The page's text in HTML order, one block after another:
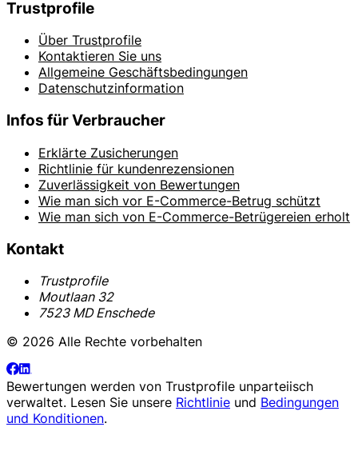
Trustprofile
Über Trustprofile
Kontaktieren Sie uns
Allgemeine Geschäftsbedingungen
Datenschutzinformation
Infos für Verbraucher
Erklärte Zusicherungen
Richtlinie für kundenrezensionen
Zuverlässigkeit von Bewertungen
Wie man sich vor E-Commerce-Betrug schützt
Wie man sich von E-Commerce-Betrügereien erholt
Kontakt
Trustprofile
Moutlaan 32
7523 MD Enschede
© 2026 Alle Rechte vorbehalten
Bewertungen werden von Trustprofile unparteiisch
verwaltet. Lesen Sie unsere Richtlinie und Bedingungen
und Konditionen.